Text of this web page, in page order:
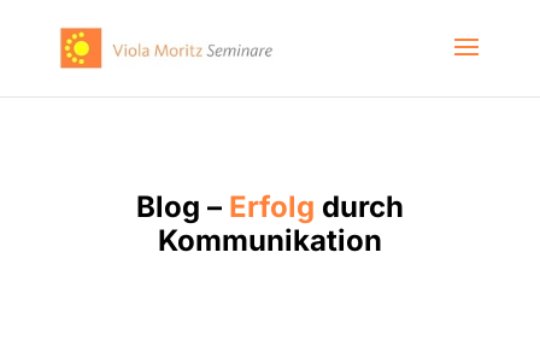
Blog – Erfolg durch
Kommunikation